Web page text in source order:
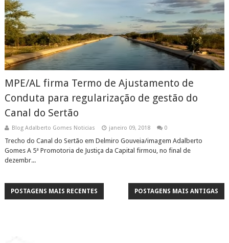
MPE/AL firma Termo de Ajustamento de
Conduta para regularização de gestão do
Canal do Sertão
Blog Adalberto Gomes Noticias janeiro 09, 2018 0
Trecho do Canal do Sertão em Delmiro Gouveia/imagem Adalberto
Gomes A 5ª Promotoria de Justiça da Capital firmou, no final de
dezembr...
POSTAGENS MAIS RECENTES POSTAGENS MAIS ANTIGAS